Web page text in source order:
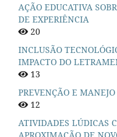
AÇÃO EDUCATIVA
DE EXPERIÊNCIA
20
INCLUSÃO
IMPACTO DO
13
PREVENÇÃO E
12
ATIVIDADES LÚDICAS
APROXIMAÇÃO DE